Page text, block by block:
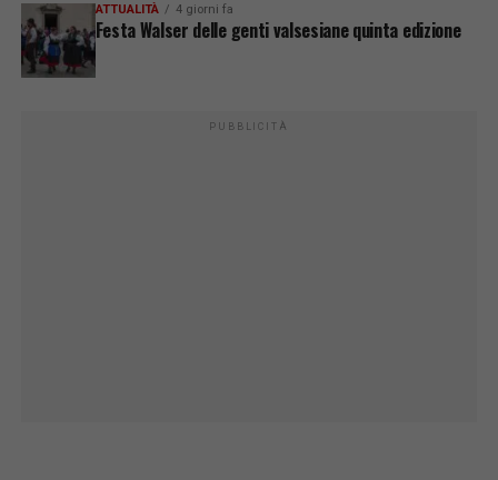
ATTUALITÀ 4 giorni fa
Festa Walser delle genti valsesiane quinta edizione
PUBBLICITÀ